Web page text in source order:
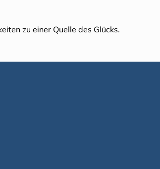
zu einer Quelle des Glücks.